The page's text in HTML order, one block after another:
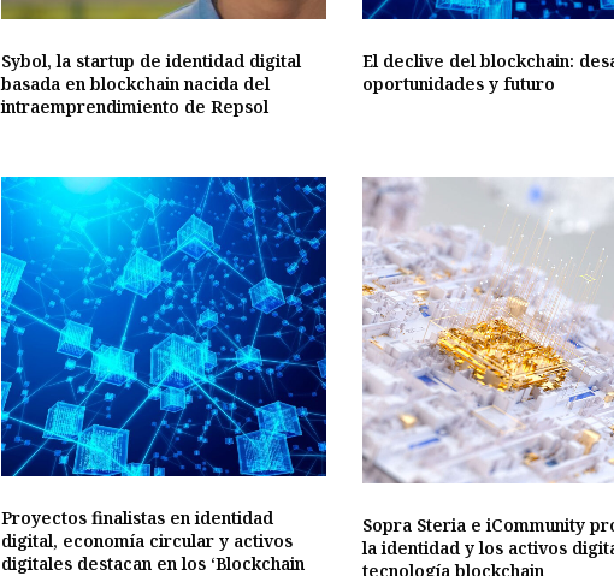
Sybol, la startup de identidad digital
basada en blockchain nacida del
intraemprendimiento de Repsol
El declive del blockchain:
oportunidades y futuro
Proyectos finalistas en identidad
digital, economía circular y activos
digitales destacan en los ‘Blockchain
Sopra Steria e iCommunity
la identidad y los activos
tecnología blockchain